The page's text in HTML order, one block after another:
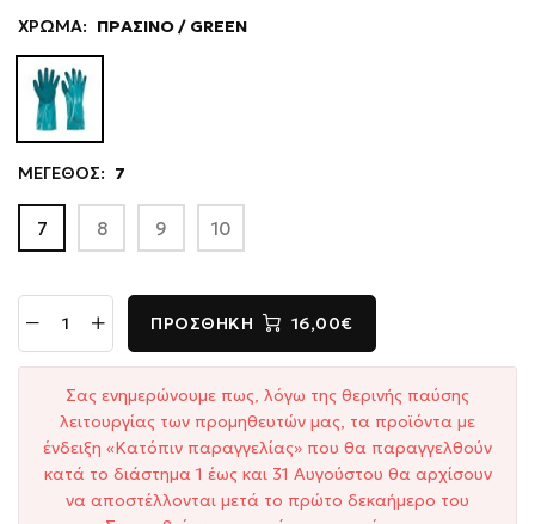
ΧΡΩΜΑ: ΠΡΑΣΙΝΟ / GREEN
ΜΕΓΕΘΟΣ: 7
7 8 9 10
ΠΡΟΣΘΉΚΗ 16,00€
Σας ενημερώνουμε πως, λόγω της θερινής παύσης
λειτουργίας των προμηθευτών μας, τα προϊόντα με
ένδειξη «Κατόπιν παραγγελίας» που θα παραγγελθούν
κατά το διάστημα 1 έως και 31 Αυγούστου θα αρχίσουν
να αποστέλλονται μετά το πρώτο δεκαήμερο του